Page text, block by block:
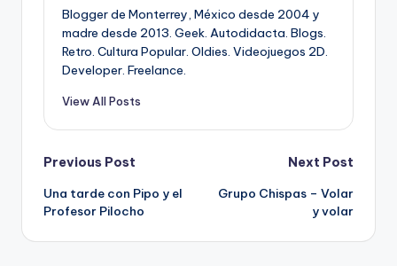
Blogger de Monterrey, México desde 2004 y
madre desde 2013. Geek. Autodidacta. Blogs.
Retro. Cultura Popular. Oldies. Videojuegos 2D.
Developer. Freelance.
View All Posts
Post
navigation
Previous Post
Una tarde con Pipo y el
Profesor Pilocho
Next Post
Grupo Chispas – Volar
y volar